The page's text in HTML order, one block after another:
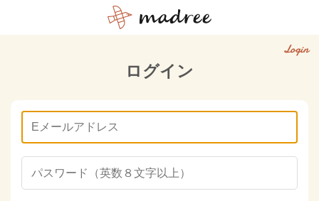
Login
ログイン